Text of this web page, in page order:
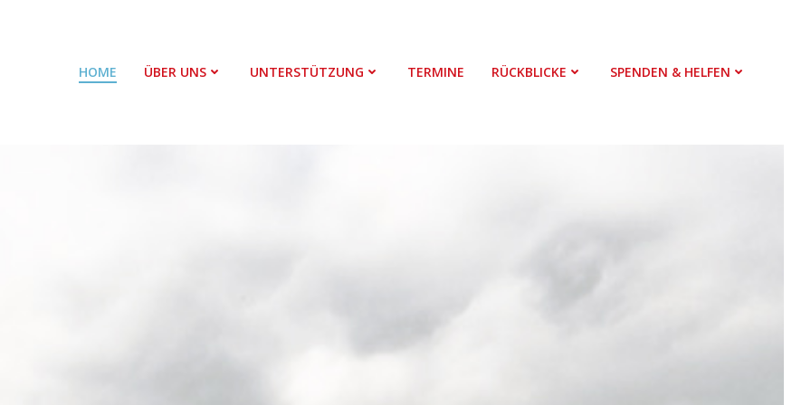
HOME ÜBER UNS UNTERSTÜTZUNG TERMINE RÜCKBLICKE SPENDEN & HELFEN